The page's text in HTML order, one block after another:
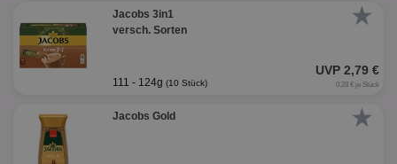
★
Jacobs 3in1
versch. Sorten
UVP 2,79 €
111 - 124g (10 Stück) 0,28 € je Stück
★
Jacobs Gold